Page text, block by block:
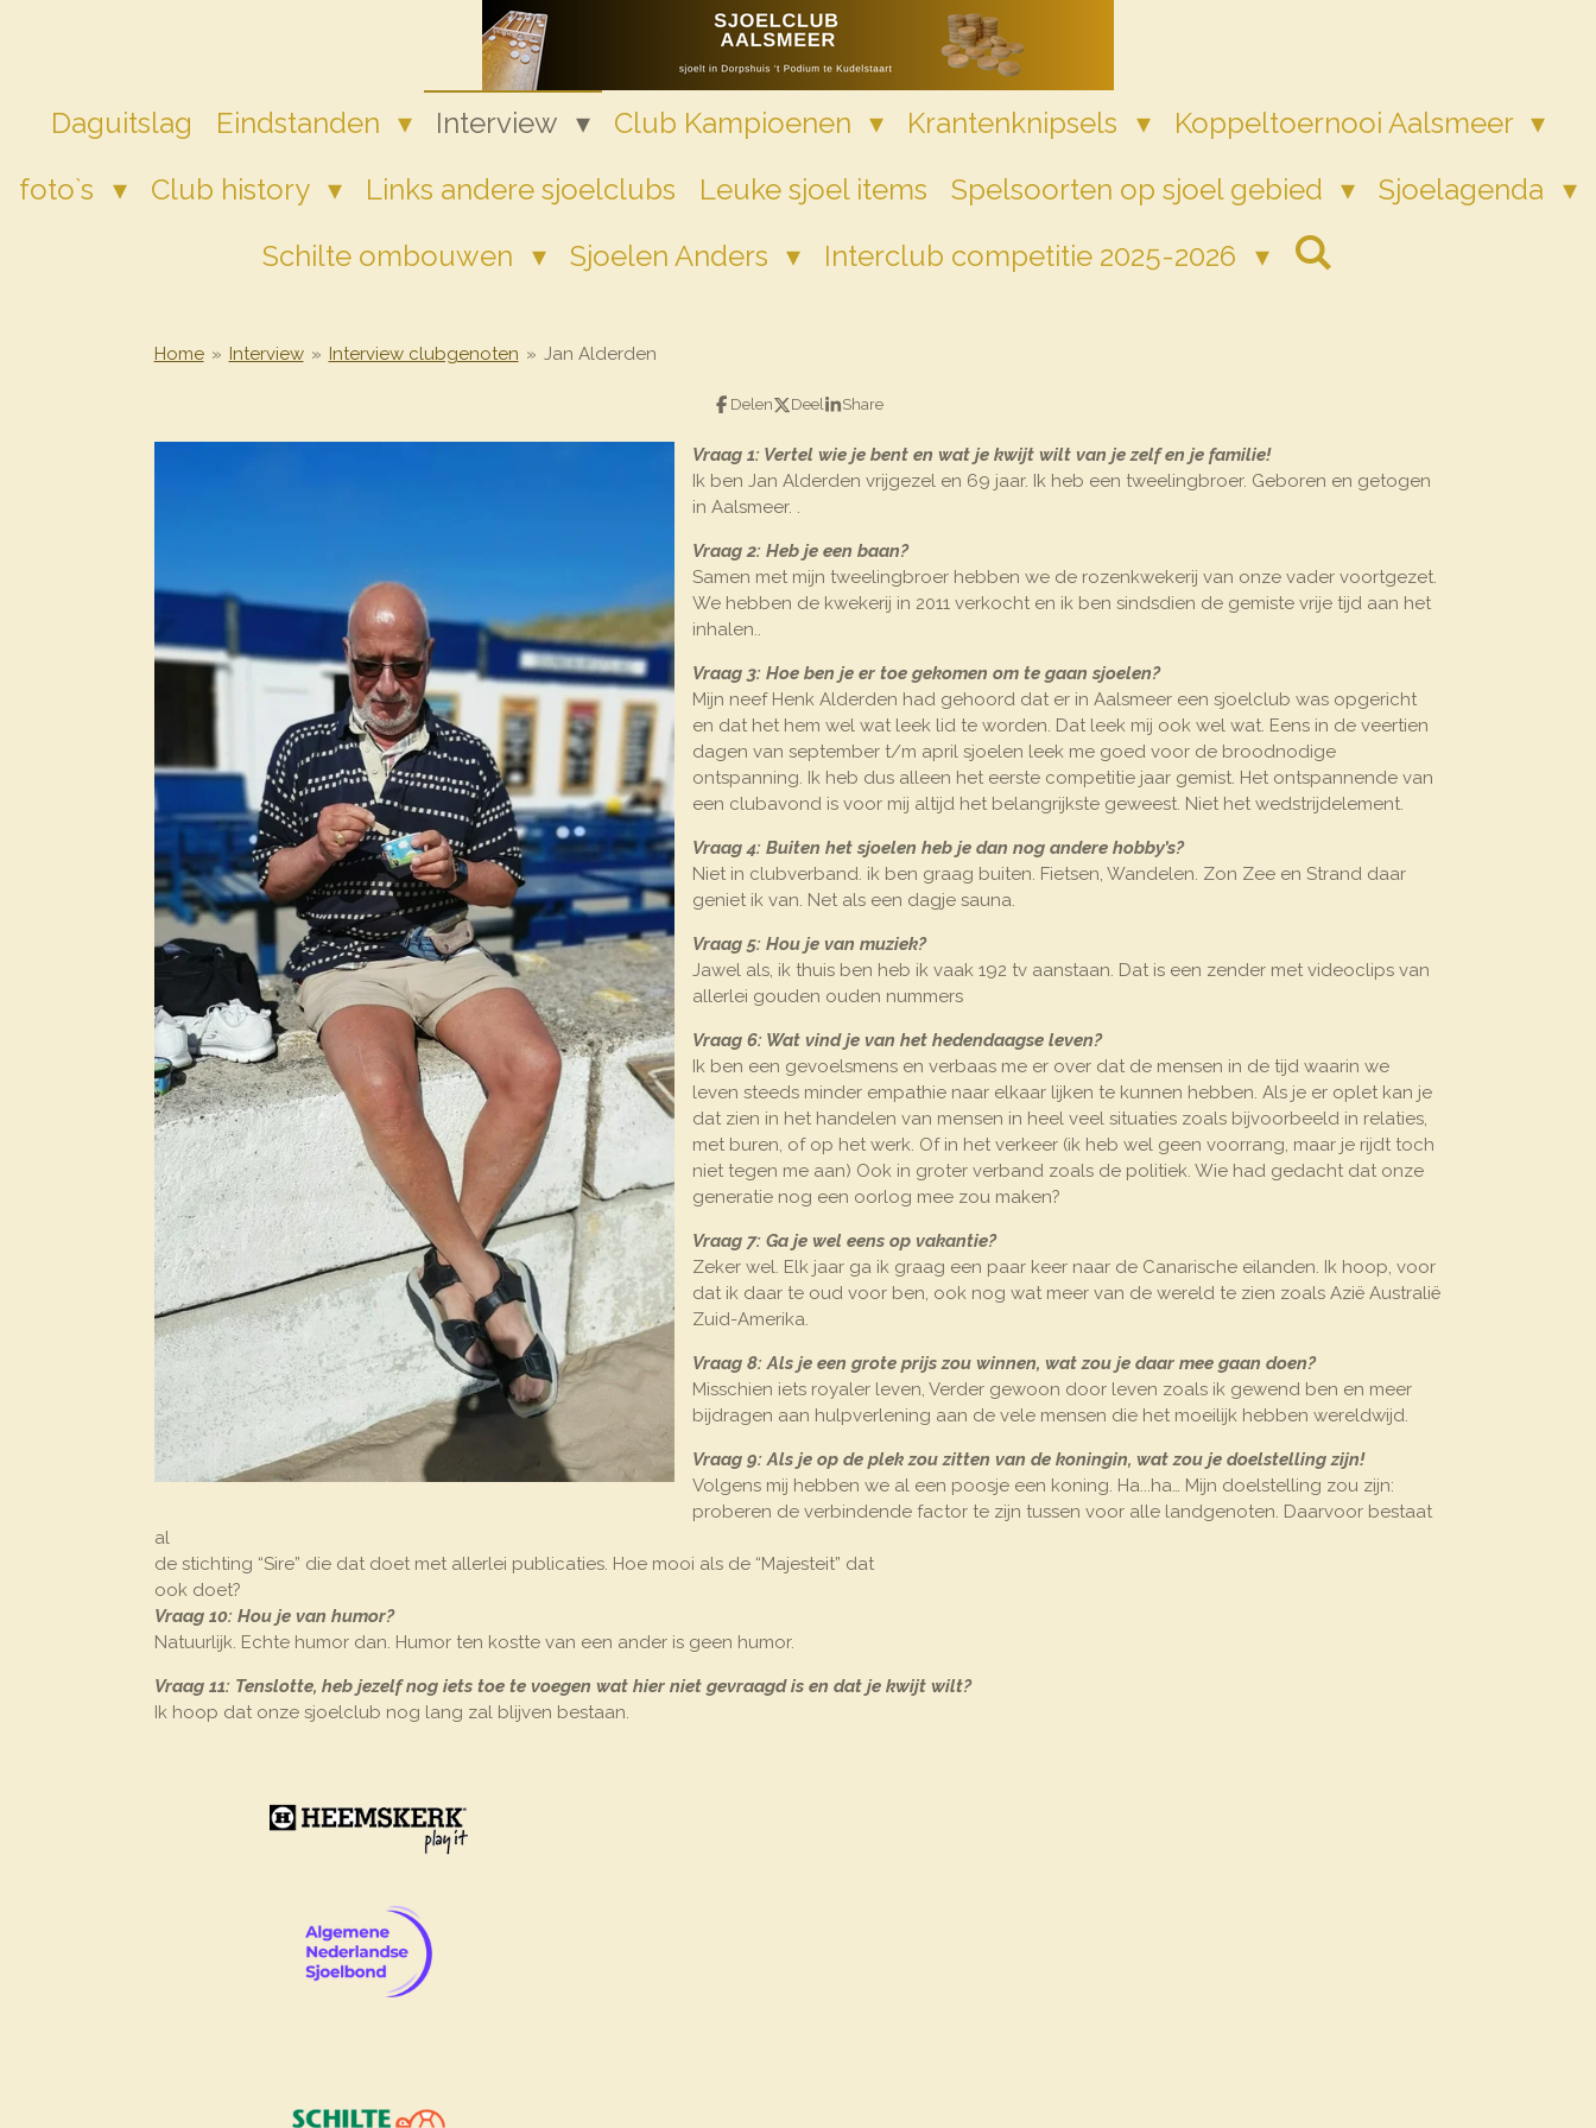
hoofdinhoud
Daguitslag Eindstanden Interview Club Kampioenen Krantenknipsels
Koppeltoernooi Aalsmeer
foto`s
Club history Links andere sjoelclubs Leuke sjoel items Spelsoorten op sjoel gebied
Sjoelagenda
Schilte ombouwen
Sjoelen Anders Interclub competitie 2025-2026
Home » Interview » Interview clubgenoten » Jan Alderden
Delen Deel Share
Vraag 1: Vertel wie je bent en wat je kwijt wilt van je zelf en je familie!
Ik ben Jan Alderden vrijgezel en 69 jaar. Ik heb een tweelingbroer. Geboren en getogen
in Aalsmeer. .
Vraag 2: Heb je een baan?
Samen met mijn tweelingbroer hebben we de rozenkwekerij van onze vader voortgezet.
We hebben de kwekerij in 2011 verkocht en ik ben sindsdien de gemiste vrije tijd aan het
inhalen..
Vraag 3: Hoe ben je er toe gekomen om te gaan sjoelen?
Mijn neef Henk Alderden had gehoord dat er in Aalsmeer een sjoelclub was opgericht
en dat het hem wel wat leek lid te worden. Dat leek mij ook wel wat. Eens in de veertien
dagen van september t/m april sjoelen leek me goed voor de broodnodige
ontspanning. Ik heb dus alleen het eerste competitie jaar gemist. Het ontspannende van
een clubavond is voor mij altijd het belangrijkste geweest. Niet het wedstrijdelement.
Vraag 4: Buiten het sjoelen heb je dan nog andere hobby’s?
Niet in clubverband. ik ben graag buiten. Fietsen, Wandelen. Zon Zee en Strand daar
geniet ik van. Net als een dagje sauna.
Vraag 5: Hou je van muziek?
Jawel als, ik thuis ben heb ik vaak 192 tv aanstaan. Dat is een zender met videoclips van
allerlei gouden ouden nummers
Vraag 6: Wat vind je van het hedendaagse leven?
Ik ben een gevoelsmens en verbaas me er over dat de mensen in de tijd waarin we
leven steeds minder empathie naar elkaar lijken te kunnen hebben. Als je er oplet kan je
dat zien in het handelen van mensen in heel veel situaties zoals bijvoorbeeld in relaties,
met buren, of op het werk. Of in het verkeer (ik heb wel geen voorrang, maar je rijdt toch
niet tegen me aan) Ook in groter verband zoals de politiek. Wie had gedacht dat onze
generatie nog een oorlog mee zou maken?
Vraag 7: Ga je wel eens op vakantie?
Zeker wel. Elk jaar ga ik graag een paar keer naar de Canarische eilanden. Ik hoop, voor
dat ik daar te oud voor ben, ook nog wat meer van de wereld te zien zoals Azië Australië
Zuid-Amerika.
Vraag 8: Als je een grote prijs zou winnen, wat zou je daar mee gaan doen?
Misschien iets royaler leven, Verder gewoon door leven zoals ik gewend ben en meer
bijdragen aan hulpverlening aan de vele mensen die het moeilijk hebben wereldwijd.
Vraag 9: Als je op de plek zou zitten van de koningin, wat zou je doelstelling zijn!
Volgens mij hebben we al een poosje een koning. Ha...ha… Mijn doelstelling zou zijn:
proberen de verbindende factor te zijn tussen voor alle landgenoten. Daarvoor bestaat
al
de stichting “Sire” die dat doet met allerlei publicaties. Hoe mooi als de “Majesteit” dat
ook doet?
Vraag 10: Hou je van humor?
Natuurlijk. Echte humor dan. Humor ten kostte van een ander is geen humor.
Vraag 11: Tenslotte, heb jezelf nog iets toe te voegen wat hier niet gevraagd is en dat je kwijt wilt?
Ik hoop dat onze sjoelclub nog lang zal blijven bestaan.